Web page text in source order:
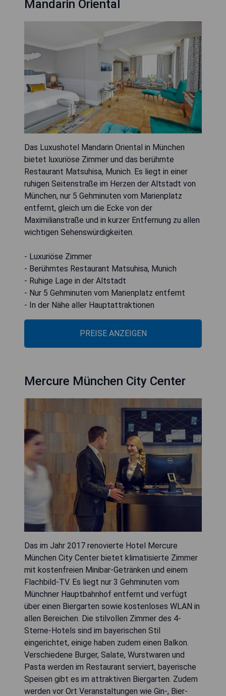
Mandarin Oriental
Das Luxushotel Mandarin Oriental in München
bietet luxuriöse Zimmer und das berühmte
Restaurant Matsuhisa, Munich. Es liegt in einer
ruhigen Seitenstraße im Herzen der Altstadt von
München, nur 5 Gehminuten vom Marienplatz
entfernt, gleich um die Ecke von der
Maximilianstraße und in kurzer Entfernung zu allen
wichtigen Sehenswürdigkeiten.
- Luxuriöse Zimmer
- Berühmtes Restaurant Matsuhisa, Munich
- Ruhige Lage in der Altstadt
- Nur 5 Gehminuten vom Marienplatz entfernt
- In der Nähe aller Hauptattraktionen
PREISE ANZEIGEN
Mercure München City Center
Das im Jahr 2017 renovierte Hotel Mercure
München City Center bietet klimatisierte Zimmer
mit kostenfreien Minibar-Getränken und einem
Flachbild-TV. Es liegt nur 3 Gehminuten vom
Münchner Hauptbahnhof entfernt und verfügt
über einen Biergarten sowie kostenloses WLAN in
allen Bereichen. Die stilvollen Zimmer des 4-
Sterne-Hotels sind im bayerischen Stil
eingerichtet, einige haben zudem einen Balkon.
Verschiedene Burger, Salate, Wurstwaren und
Pasta werden im Restaurant serviert, bayerische
Speisen gibt es im attraktiven Biergarten. Zudem
werden vor Ort Veranstaltungen wie Gin-, Bier-